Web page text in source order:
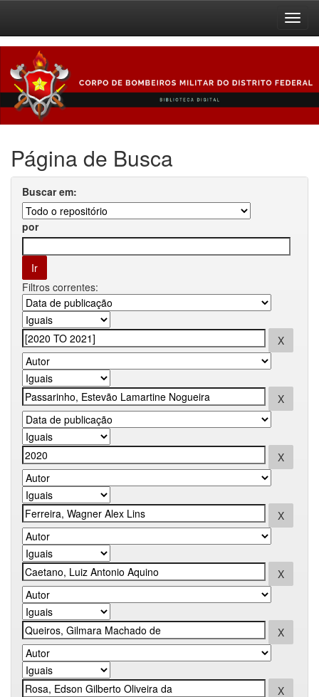
navigation
Página de Busca
Buscar em:
por
Filtros correntes: